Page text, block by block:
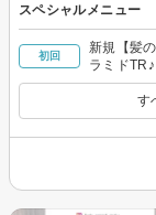
スペシャルメニュー
初回
新規【髪
ラミドTR♪
す